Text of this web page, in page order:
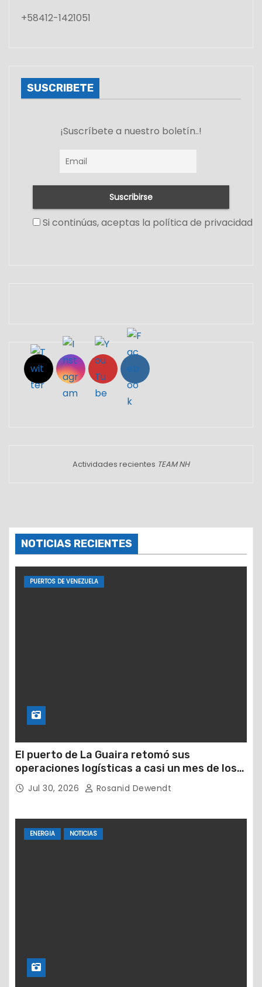
+58412-1421051
SUSCRIBETE
¡Suscríbete a nuestro boletín..!
Si continúas, aceptas la política de privacidad
Actividades recientes TEAM NH
NOTICIAS RECIENTES
PUERTOS DE VENEZUELA
El puerto de La Guaira retomó sus
operaciones logísticas a casi un mes de los
devastadores terremotos
Jul 30, 2026 Rosanid Dewendt
ENERGIA NOTICIAS